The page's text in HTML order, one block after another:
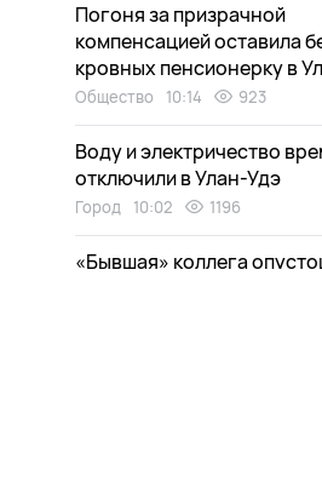
Погоня за призрачной
компенсацией оставила
кровных пенсионерку в
Общество 10:14 923
Воду и электричество
отключили в Улан-Удэ
Город 10:02 1196
«Бывшая» коллега